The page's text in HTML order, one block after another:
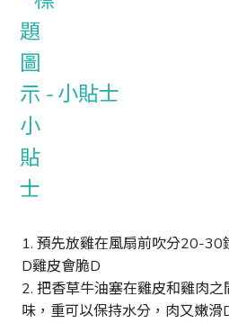
小貼士
1. 預先放雞在風扇前吹分20-30
D雞皮會脆D
2. 把香草牛油塞在雞皮和雞肉
味，重可以保持水分，肉又嫩滑